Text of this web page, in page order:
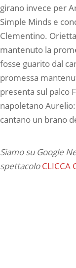
girano invece per
Simple Minds e
Clementino.
mantenuto la
fosse guarito dal
promessa
presenta sul palco
napoletano
cantano un brano
Siamo su Google
spettacoloCLICCA